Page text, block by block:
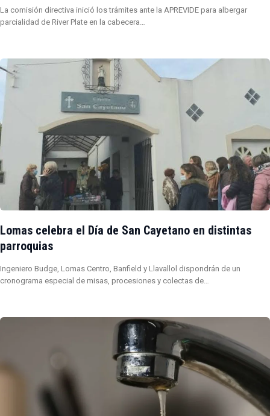
La comisión directiva inició los trámites ante la APREVIDE para albergar
parcialidad de River Plate en la cabecera…
Lomas celebra el Día de San Cayetano en distintas
parroquias
Ingeniero Budge, Lomas Centro, Banfield y Llavallol dispondrán de un
cronograma especial de misas, procesiones y colectas de…